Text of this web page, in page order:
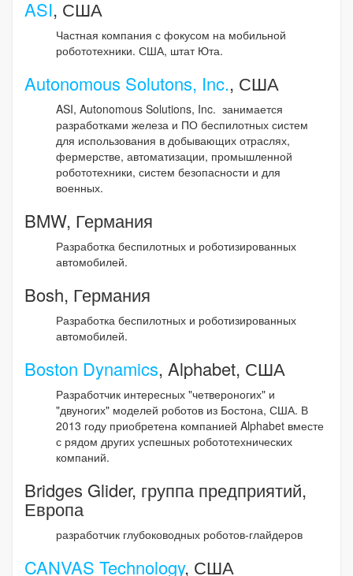
ASI, США
Частная компания с фокусом на мобильной
робототехники. США, штат Юта.
Autonomous Solutons, Inc., США
ASI, Autonomous Solutions, Inc. занимается
разработками железа и ПО беспилотных систем
для использования в добывающих отраслях,
фермерстве, автоматизации, промышленной
робототехники, систем безопасности и для
военных.
BMW, Германия
Разработка беспилотных и роботизированных
автомобилей.
Bosh, Германия
Разработка беспилотных и роботизированных
автомобилей.
Boston Dynamics, Alphabet, США
Разработчик интересных "четвероногих" и
"двуногих" моделей роботов из Бостона, США. В
2013 году приобретена компанией Alphabet вместе
с рядом других успешных робототехнических
компаний.
Bridges Glider, группа предприятий,
Европа
разработчик глубоководных роботов-глайдеров
CANVAS Technology, США